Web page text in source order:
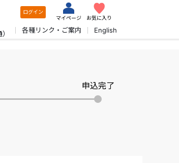
ログイン
マイページ
お気に入り
各種リンク・ご案内 English
申込完了